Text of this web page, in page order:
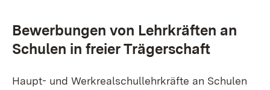
Bewerbungen von Lehrkräften an
Schulen in freier Trägerschaft
Haupt- und Werkrealschullehrkräfte an Schulen